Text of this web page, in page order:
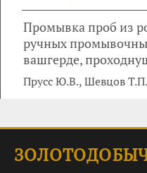
Промывка проб из
ручных
вашгерде,
Прусс Ю.В., Шевцов Т.П.